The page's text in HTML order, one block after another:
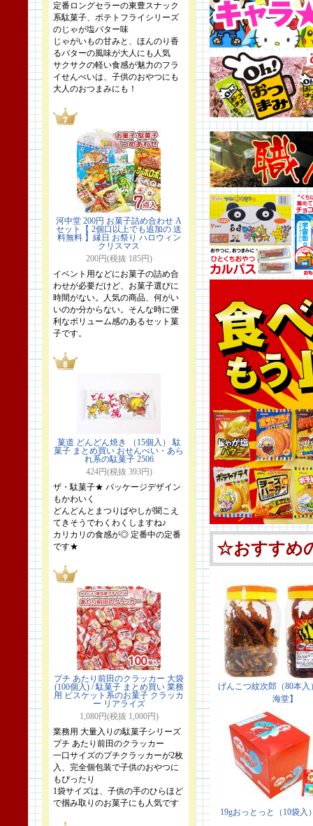
定番ロングセラーの東豊スナック
系駄菓子、ポテトフライシリーズ
のじゃが塩バター味
じゃがいもの甘みと、ほんのり香
るバターの風味が大人にも人気
サクサクの軽い食感が魅力のフラ
イせんべいは、子供のおやつにも
大人のおつまみにも！
河中堂 200円 お菓子詰め合わせ A
セット【 2個口以上でも追加の 送
料無料 】縁日 お祭り ハロウィン
クリスマス
200円(税抜 185円)
イベント用などにお菓子の詰め合
わせが必要だけど、お菓子選びに
時間がない。人気の商品、何がい
いのか分からない。そんな時に便
利なボリューム感のあるセット菓
子です。
菓道 どんどん焼き （15個入） 駄
菓子 まとめ買い おせんべい・あら
れ系の駄菓子 2506
424円(税抜 393円)
ザ・駄菓子★ パッケージデザイン
もかわいく
どんどんとまつりばやしが聞こえ
てきそうでわくわくしますね♪
カリカリの食感が◎ 定番中の定番
です★
プチ あたり前田のクラッカー 大袋
(100個入) / 駄菓子 まとめ買い 業務
用 ビスケット系のお菓子 クラッカ
ー リアライズ
1,080円(税抜 1,000円)
業務用 大量入りの駄菓子シリーズ
プチ あたり前田のクラッカー
一口サイズのプチクラッカーが2枚
入、完全個包装で子供のおやつに
もぴったり
1袋サイズは、子供の手のひらほど
で掴み取りのお菓子にも人気です